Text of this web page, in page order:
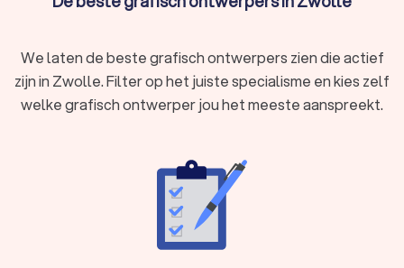
We laten de beste grafisch ontwerpers zien die actief
zijn in Zwolle. Filter op het juiste specialisme en kies zelf
welke grafisch ontwerper jou het meeste aanspreekt.